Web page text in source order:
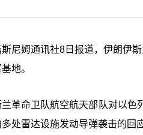
尼姆通讯社8日报道，伊朗伊
地。
革命卫队航空航天部队对以
处雷达设施发动导弹袭击的回